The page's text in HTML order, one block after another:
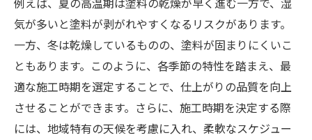
契約前に確認すべき事項
実績と施工例のチェック方法
口コミとレビューの効果的利用法
保証内容の重要性と比較
トラブルを防ぐための業者選定術
静岡市での外壁塗装に役立つ補助金活用法
気が多いと塗料が剥がれやすくなるリスクがあります。
一方、冬は乾燥しているものの、塗料が固まりにくいこ
ともあります。このように、各季節の特性を踏まえ、最
適な施工時期を選定することで、仕上がりの品質を向上
させることができます。さらに、施工時期を決定する際
には、地域特有の天候を考慮に入れ、柔軟なスケジュー